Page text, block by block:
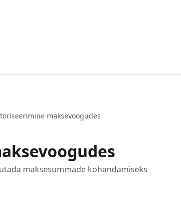
maksevoogudes
maksesummade kohandamiseks